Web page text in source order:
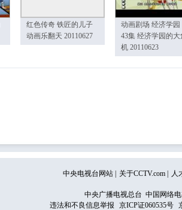
红色传奇 铁匠的儿子
动画乐翻天 20110627
动画剧场 经济学园
43集 经济学园的大
机 20110623
中央电视台网站 关于CCTV.com 人
中央广播电视总台 中国网络
违法和不良信息举报
京ICP证060535号